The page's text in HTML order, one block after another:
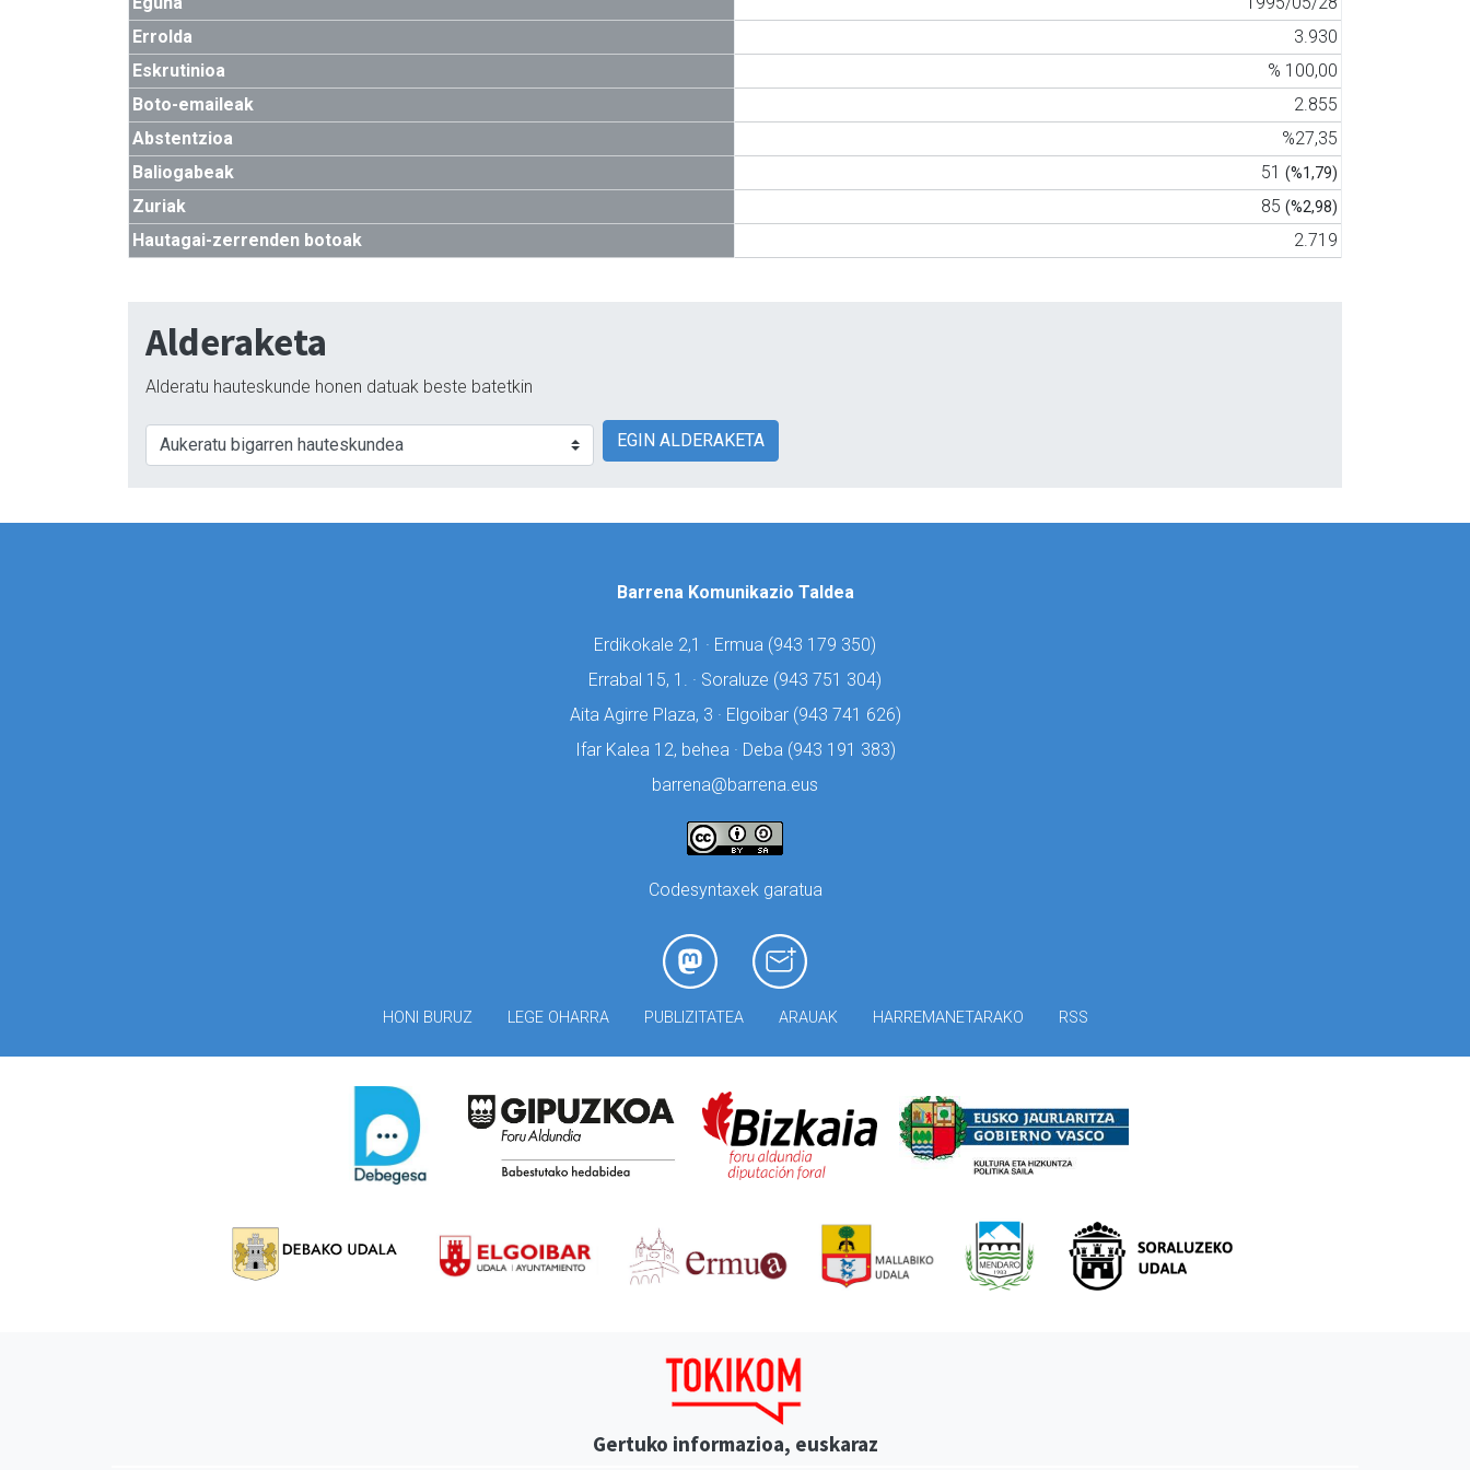
Errolda
3.930
Eskrutinioa
% 100,00
Boto-emaileak
2.855
Abstentzioa
%27,35
Baliogabeak
51 (%1,79)
Zuriak 85 (%2,98)
Hautagai-zerrenden botoak 2.719
Alderaketa
Alderatu hauteskunde honen datuak beste batetkin
EGIN ALDERAKETA
Barrena Komunikazio Taldea
Erdikokale 2,1 · Ermua (943 179 350)
Errabal 15, 1. · Soraluze (943 751 304)
Aita Agirre Plaza, 3 · Elgoibar (943 741 626)
Ifar Kalea 12, behea · Deba (943 191 383)
barrena@barrena.eus
Codesyntaxek garatua
HONI BURUZ LEGE OHARRA PUBLIZITATEA ARAUAK HARREMANETARAKO RSS
Gertuko informazioa, euskaraz